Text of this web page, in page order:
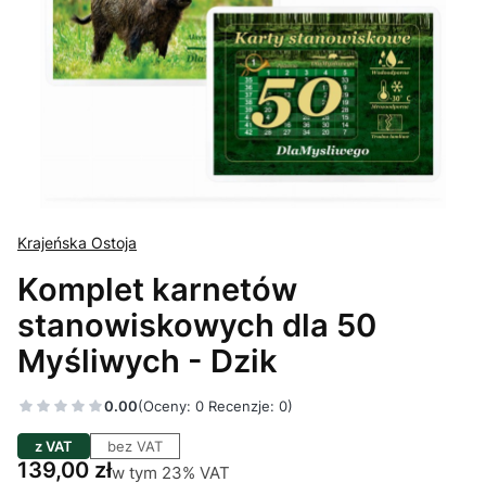
Krajeńska Ostoja
Komplet karnetów
stanowiskowych dla 50
Myśliwych - Dzik
0.00(Oceny: 0 Recenzje: 0)
z VAT bez VAT
Cena
139,00 złw tym 23% VAT
w tym 23% VAT